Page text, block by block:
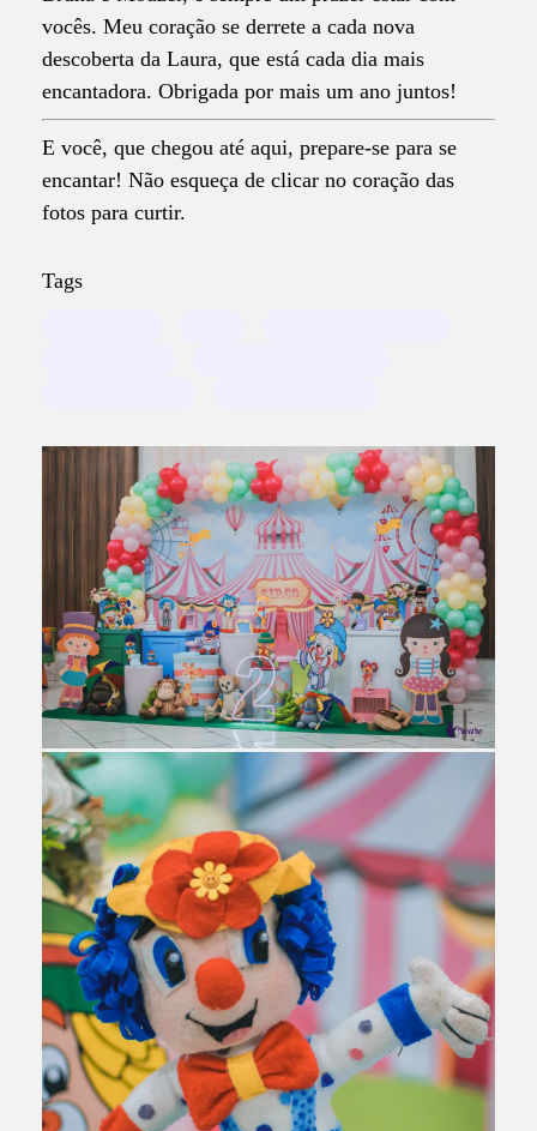
vocês. Meu coração se derrete a cada nova
descoberta da Laura, que está cada dia mais
encantadora. Obrigada por mais um ano juntos!
E você, que chegou até aqui, prepare-se para se
encantar! Não esqueça de clicar no coração das
fotos para curtir.
Tags